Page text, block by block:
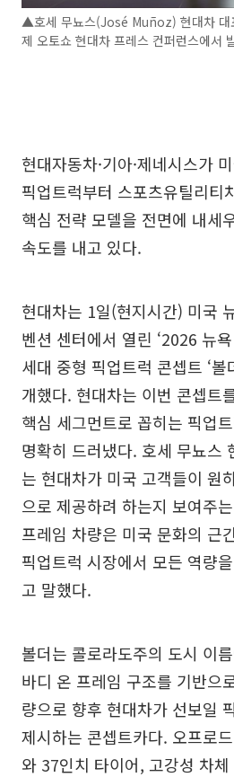
▲호세 무뇨스(José Muñoz) 현대차 대
제 오토쇼 현대차 프레스 컨퍼런스에서
현대자동차·기아·제네시스가
픽업트럭부터 스포츠유틸리티
핵심 전략 모델을 전면에 내세
속도를 내고 있다.
현대차는 1일(현지시간) 미국
벤션 센터에서 열린 ‘2026 뉴
세대 중형 픽업트럭 콘셉트 ‘볼
개했다. 현대차는 이번 콘셉트
핵심 세그먼트로 꼽히는 픽업
명확히 드러냈다. 호세 무뇨스
는 현대차가 미국 고객들이 원
으로 제공하려 하는지 보여주
프레임 차량은 미국 문화의 근
픽업트럭 시장에서 모든 역량
고 말했다.
볼더는 콜로라도주의 도시 이
바디 온 프레임 구조를 기반으
량으로 향후 현대차가 선보일
제시하는 콘셉트카다. 오프로
와 37인치 타이어, 고강성 차